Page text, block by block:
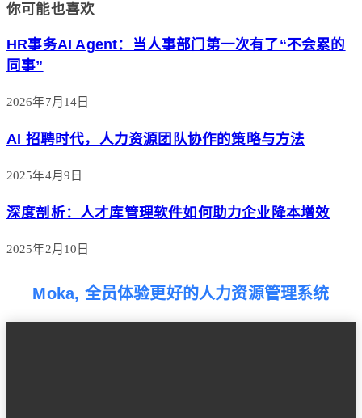
你可能也喜欢
HR事务AI Agent：当人事部门第一次有了“不会累的
同事”
2026年7月14日
AI 招聘时代，人力资源团队协作的策略与方法
2025年4月9日
深度剖析：人才库管理软件如何助力企业降本增效
2025年2月10日
Moka, 全员体验更好的人力资源管理系统